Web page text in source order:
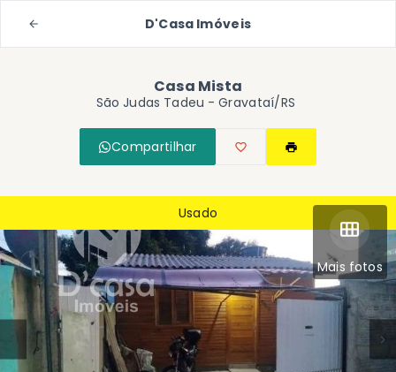
D'Casa Imóveis
Casa Mista
São Judas Tadeu - Gravataí/RS
Compartilhar
Mais fotos
Usado